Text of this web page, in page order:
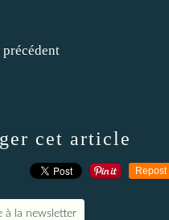
cet article
Repost
à la newsletter